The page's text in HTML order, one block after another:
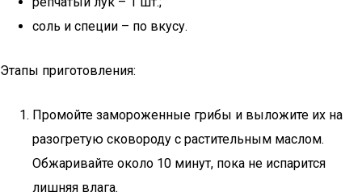
соль и специи – по вкусу.
Этапы приготовления:
Промойте замороженные грибы и выложите их на
разогретую сковороду с растительным маслом.
Обжаривайте около 10 минут, пока не испарится
лишняя влага.